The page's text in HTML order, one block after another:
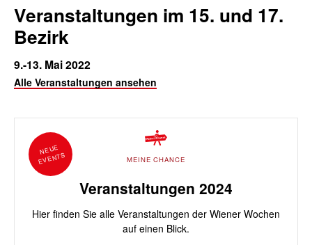
Veranstaltungen im 15. und 17.
Bezirk
9.-13. Mai 2022
Alle Veranstaltungen ansehen
MEINE CHANCE
Veranstaltungen 2024
Hier finden Sie alle Veranstaltungen der Wiener Wochen
auf einen Blick.
NEUE
EVENTS